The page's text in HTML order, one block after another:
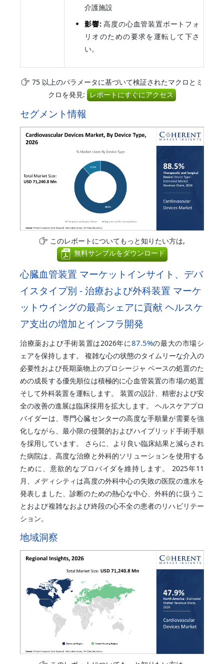
介護施設
影響:高度の心血管装置ポートフォ
リオのための要求を運転して下さ
い。
75 以上のパラメータに基づいて検証されたマクロとミ
クロを発見: レポートにすぐにアクセス
セグメント情報
このレポートについてもっと知りたい方は,
無料サンプルをダウンロード
心臓血管装置 マーケットインサイト、デバ
イスタイプ別 - 治療および外科装置 マーケ
ットウイングの最高シェアに貢献 ヘルスケ
ア支出の増加とインフラ開発
治療薬および手術装置は2026年に87.5%の最大の市場シ
ェアを保持します。 複雑な心の状態のタイムリーな介入の
必要性および長期薬物上のプロシージャ ベースの処置のた
めの成長する優先順位は積極的に心血管装置の市場の処置
そして外科装置を運転します。 装置の設計、精密および安
全の改善の進展は臨床採用を拡大します。 ヘルスケアプロ
バイダーは、専門心臓センターの高度な手順量が需要を強
化しながら、最小限の侵襲的およびハイブリッド手術手順
を採用しています。 さらに、より良い臨床結果と減らされ
た病院は、高度な治療と外科的ソリューションを使用する
ために、意欲的なプロバイダを維持します。 2025年11
月、メディシティは高度の外科中心の失敗の医院の進水を
発表しました、診断のための熱心な中心、外科的に扱うこ
とおよび複雑なおよび終段の心不全の患者のリハビリテー
ション。
地域洞察